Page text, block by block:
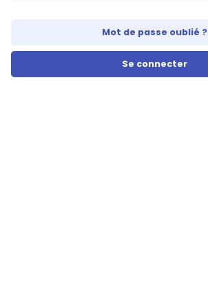
Mot de passe oublié ?
Se connecter